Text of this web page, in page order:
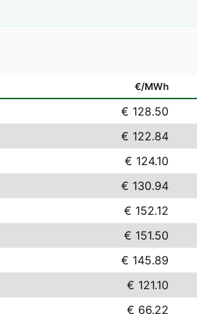
€/MWh
€ 128.50
€ 122.84
€ 124.10
€ 130.94
€ 152.12
€ 151.50
€ 145.89
€ 121.10
€ 66.22